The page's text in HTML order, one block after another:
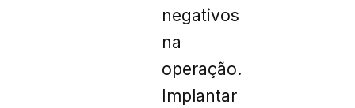
negativos
na
operação.
Implantar